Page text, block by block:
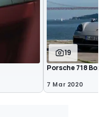
19
Porsche 718
7 Mar 2020